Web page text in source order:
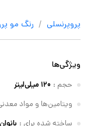
پروپرنسلی / رنگ مو
ویژگی‌ها
حجم : ۱۲۰ میلی‌لیتر
ویتامین‌ها و مواد
ساخته شده برای :